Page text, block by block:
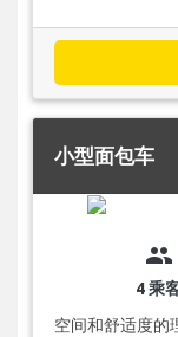
小型面包车
group
4 乘
空间和舒适度的